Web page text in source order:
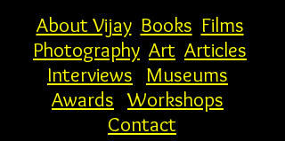
About Vijay Books Films
Photography Art Articles
Interviews
Museums
Awards Workshops
Contact